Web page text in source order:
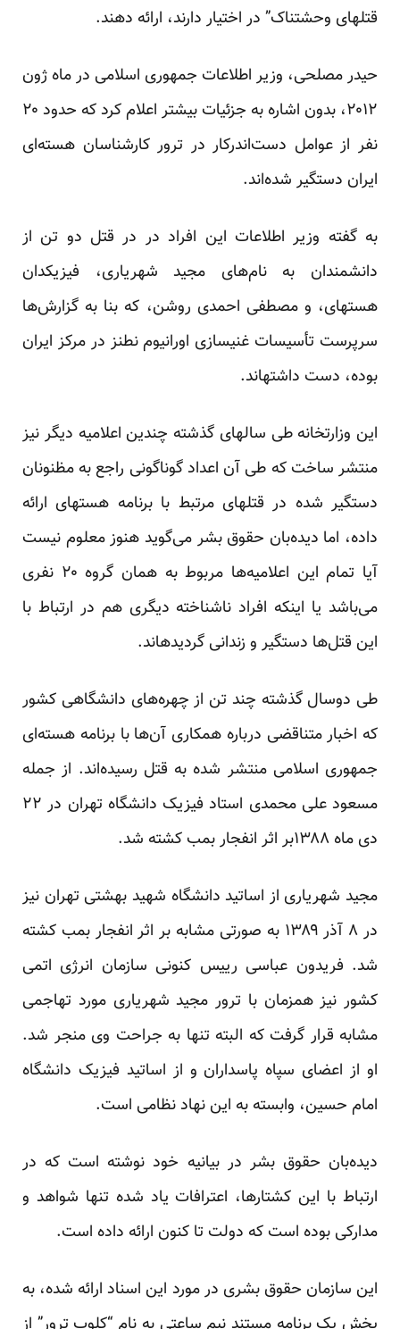
قتل‎های وحشتناک” در اختیار دارند، ارائه دهند.
حیدر مصلحی، وزیر اطلاعات جمهوری اسلامی در ماه ژون
۲۰۱۲، بدون اشاره به جزئیات بیشتر اعلام کرد که حدود ۲۰
نفر از عوامل دست‌اندرکار در ترور کار‌شناسان هسته‌ای
ایران دستگیر شده‌اند.
به گفته وزیر اطلاعات این افراد در در قتل دو تن از
دانشمندان به نام‌های مجید شهریاری، فیزیکدان
هسته‎ای، و مصطفی احمدی روشن، که بنا به گزارش‎‌ها
سرپرست تأسیسات غنی‎سازی اورانیوم نطنز در مرکز ایران
بوده، دست داشته‎اند.
این وزارتخانه طی سالهای گذشته چندین اعلامیه دیگر نیز
منتشر ساخت که طی آن اعداد گوناگونی راجع به مظنونان
دستگیر شده در قتل‎های مرتبط با برنامه هسته‎ای ارائه
داده، اما دیده‌بان حقوق بشر می‌گوید هنوز معلوم نیست
آیا تمام این اعلامیه‎‌ها مربوط به‌‌ همان گروه ۲۰ نفری
می‌‎باشد یا اینکه افراد ناشناخته دیگری هم در ارتباط با
این قتل‎‌ها دستگیر و زندانی گردیده‎اند.
طی دوسال گذشته چند تن از چهره‌های دانشگاهی کشور
که اخبار متناقضی درباره همکاری آن‌ها با برنامه هسته‌ای
جمهوری اسلامی منتشر شده به قتل رسیده‌اند. از جمله
مسعود علی محمدی استاد فیزیک دانشگاه تهران در ۲۲
دی ماه ۱۳۸۸بر اثر انفجار بمب کشته شد.
مجید شهریاری از اساتید دانشگاه شهید بهشتی تهران نیز
در ۸ آذر ۱۳۸۹ به صورتی مشابه بر اثر انفجار بمب
کشته
شد. فریدون عباسی رییس کنونی سازمان انرژی اتمی
کشور نیز همزمان با ترور مجید شهریاری مورد تهاجمی
مشابه قرار گرفت که البته تنها به جراحت وی منجر شد.
او از اعضای سپاه پاسداران و از اساتید فیزیک دانشگاه
امام حسین، وابسته به این نهاد نظامی است.
دیده‌بان حقوق بشر در بیانیه خود نوشته است که در
ارتباط با این کشتار‌ها، اعترافات یاد شده تنها شواهد و
مدارکی بوده است که دولت تا کنون ارائه داده است.
این سازمان حقوق بشری در مورد این اسناد ارائه شده، به